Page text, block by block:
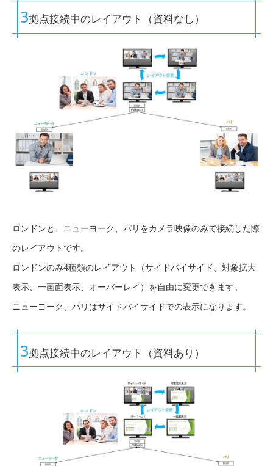
3拠点接続中のレイアウト（資料なし）
ロンドンと、ニューヨーク、パリをカメラ映像のみで接続した際
のレイアウトです。
ロンドンのみ4種類のレイアウト（サイドバイサイド、対象拡大
表示、一画面表示、オーバーレイ）を自由に変更できます。
ニューヨーク、パリはサイドバイサイドでの表示になります。
3拠点接続中のレイアウト（資料あり）